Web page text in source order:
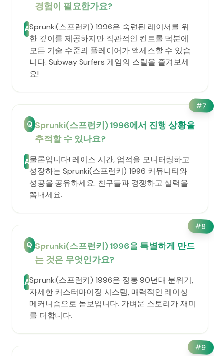
경험이 필요한가요?
ASprunki(스프런키) 1996은 숙련된 레이서를 위
한 깊이를 제공하지만 직관적인 컨트롤 덕분에
모든 기술 수준의 플레이어가 액세스할 수 있습
니다. Subway Surfers 게임의 스릴을 즐겨보세
요!
#7
Q Sprunki(스프런키) 1996에서 진행 상황을
추적할 수 있나요?
A물론입니다! 레이스 시간, 업적을 모니터링하고
성장하는 Sprunki(스프런키) 1996 커뮤니티와
성공을 공유하세요. 친구들과 경쟁하고 실력을
뽐내세요.
#8
Q Sprunki(스프런키) 1996을 특별하게 만드
는 것은 무엇인가요?
ASprunki(스프런키) 1996은 정통 90년대 분위기,
자세한 커스터마이징 시스템, 매력적인 레이싱
메커니즘으로 돋보입니다. 가벼운 스토리가 재미
를 더합니다.
#9